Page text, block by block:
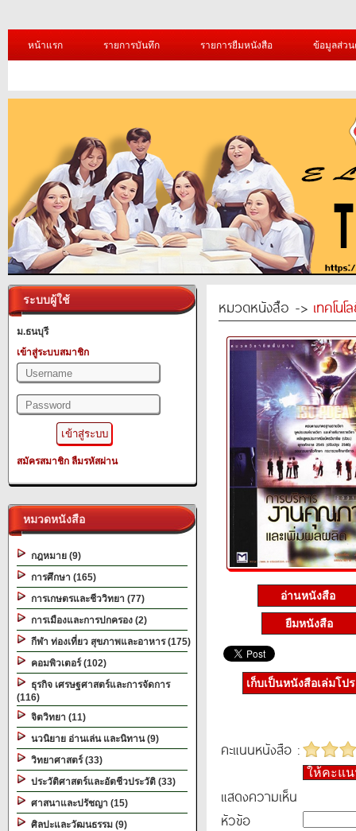
หน้าแรก รายการบันทึก รายการยืมหนังสือ ข้อมูลส่ว
ระบบผู้ใช้
ม.ธนบุรี
เข้าสู่ระบบสมาชิก
สมัครสมาชิก ลืมรหัสผ่าน
หมวดหนังสือ
กฎหมาย (9)
การศึกษา (165)
การเกษตรและชีววิทยา (77)
การเมืองและการปกครอง (2)
กีฬา ท่องเที่ยว สุขภาพและอาหาร (175)
คอมพิวเตอร์ (102)
ธุรกิจ เศรษฐศาสตร์และการจัดการ
(116)
จิตวิทยา (11)
นวนิยาย อ่านเล่น และนิทาน (9)
วิทยาศาสตร์ (33)
ประวัติศาสตร์และอัตชีวประวัติ (33)
ศาสนาและปรัชญา (15)
ศิลปะและวัฒนธรรม (9)
หมวดหนังสือ -> เทคโน
อ่านหนังสือ
ยืมหนังสือ
เก็บเป็นหนังสือเล่มโป
คะแนนหนังสือ :
ให้คะแ
แสดงความเห็น
หัวข้อ